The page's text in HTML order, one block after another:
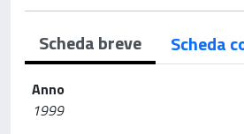
Scheda breve Scheda
Anno
1999